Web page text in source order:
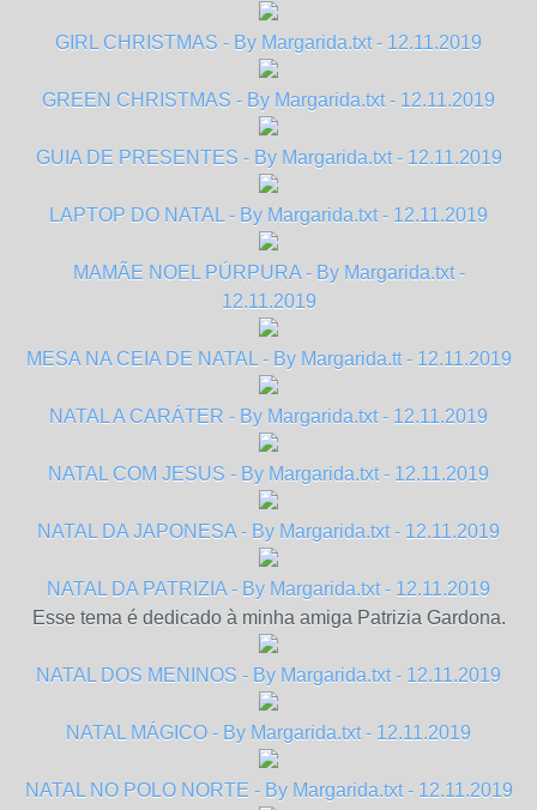
GIRL CHRISTMAS - By Margarida.txt - 12.11.2019
GREEN CHRISTMAS - By Margarida.txt - 12.11.2019
GUIA DE PRESENTES - By Margarida.txt - 12.11.2019
LAPTOP DO NATAL - By Margarida.txt - 12.11.2019
MAMÃE NOEL PÚRPURA - By Margarida.txt -
12.11.2019
MESA NA CEIA DE NATAL - By Margarida.tt - 12.11.2019
NATAL A CARÁTER - By Margarida.txt - 12.11.2019
NATAL COM JESUS - By Margarida.txt - 12.11.2019
NATAL DA JAPONESA - By Margarida.txt - 12.11.2019
NATAL DA PATRIZIA - By Margarida.txt - 12.11.2019
Esse tema é dedicado à minha amiga Patrizia Gardona.
NATAL DOS MENINOS - By Margarida.txt - 12.11.2019
NATAL MÁGICO - By Margarida.txt - 12.11.2019
NATAL NO POLO NORTE - By Margarida.txt - 12.11.2019